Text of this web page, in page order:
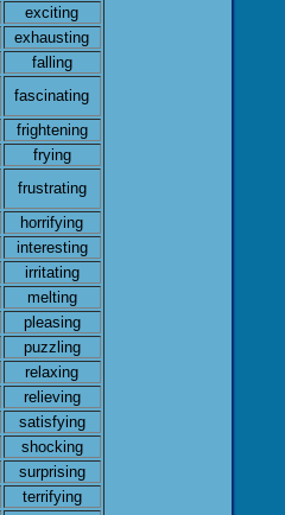
exciting
exhausting
falling
fascinating
frightening
frying
frustrating
horrifying
interesting
irritating
melting
pleasing
puzzling
relaxing
relieving
satisfying
shocking
surprising
terrifying